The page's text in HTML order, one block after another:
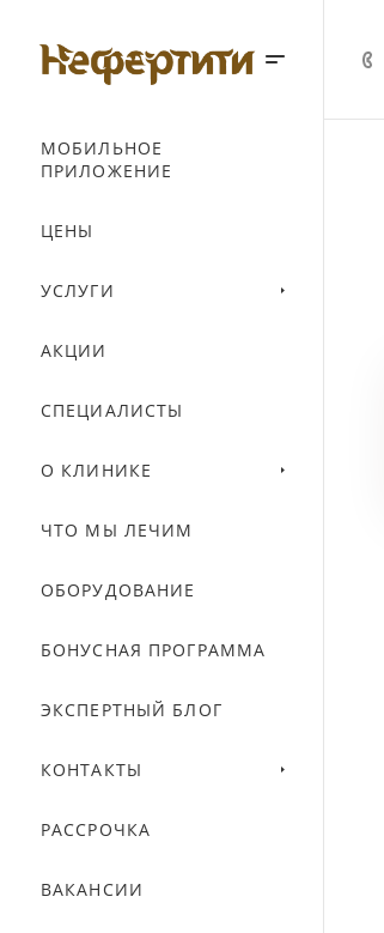
МОБИЛЬНОЕ
ПРИЛОЖЕНИЕ
ЦЕНЫ
УСЛУГИ
АКЦИИ
СПЕЦИАЛИСТЫ
О КЛИНИКЕ
ЧТО МЫ ЛЕЧИМ
ОБОРУДОВАНИЕ
БОНУСНАЯ ПРОГРАММА
ЭКСПЕРТНЫЙ БЛОГ
КОНТАКТЫ
РАССРОЧКА
ВАКАНСИИ